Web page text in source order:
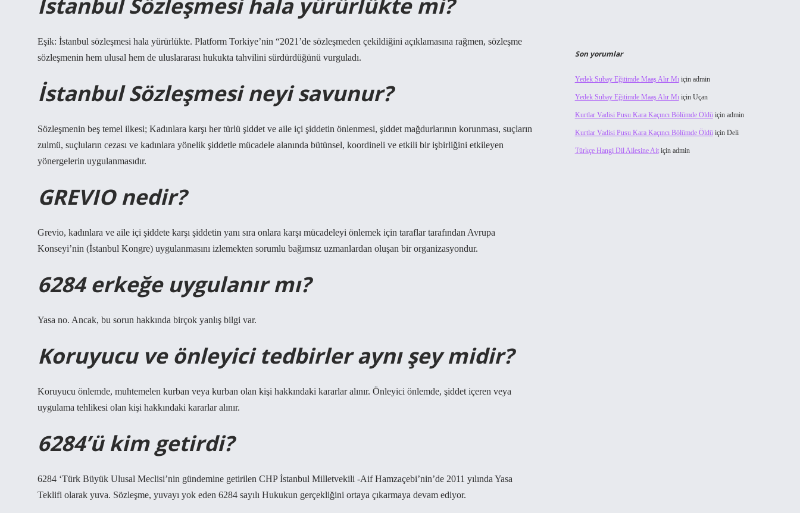
Eşik: İstanbul sözleşmesi hala yürürlükte. Platform Torkiye’nin “2021’de sözleşmeden çekildiğini açıklamasına rağmen, sözleşme
sözleşmenin hem ulusal hem de uluslararası hukukta tahvilini sürdürdüğünü vurguladı.
İstanbul Sözleşmesi neyi savunur?
Sözleşmenin beş temel ilkesi; Kadınlara karşı her türlü şiddet ve aile içi şiddetin önlenmesi, şiddet mağdurlarının korunması, suçların
zulmü, suçluların cezası ve kadınlara yönelik şiddetle mücadele alanında bütünsel, koordineli ve etkili bir işbirliğini etkileyen
yönergelerin uygulanmasıdır.
GREVIO nedir?
Grevio, kadınlara ve aile içi şiddete karşı şiddetin yanı sıra onlara karşı mücadeleyi önlemek için taraflar tarafından Avrupa
Konseyi’nin (İstanbul Kongre) uygulanmasını izlemekten sorumlu bağımsız uzmanlardan oluşan bir organizasyondur.
6284 erkeğe uygulanır mı?
Yasa no. Ancak, bu sorun hakkında birçok yanlış bilgi var.
Koruyucu ve önleyici tedbirler aynı şey midir?
Koruyucu önlemde, muhtemelen kurban veya kurban olan kişi hakkındaki kararlar alınır. Önleyici önlemde, şiddet içeren veya
uygulama tehlikesi olan kişi hakkındaki kararlar alınır.
6284’ü kim getirdi?
6284 ‘Türk Büyük Ulusal Meclisi’nin gündemine getirilen CHP İstanbul Milletvekili -Aif Hamzaçebi’nin’de 2011 yılında Yasa
Teklifi olarak yuva. Sözleşme, yuvayı yok eden 6284 sayılı Hukukun gerçekliğini ortaya çıkarmaya devam ediyor.
Son yorumlar
Yedek Subay Eğitimde Maaş Alır Mıiçin admin
Yedek Subay Eğitimde Maaş Alır Mıiçin Uçan
Kurtlar Vadisi Pusu Kara Kaçıncı Bölümde Öldüiçin admin
Kurtlar Vadisi Pusu Kara Kaçıncı Bölümde Öldüiçin Deli
Türkçe Hangi Dil Ailesine Aitiçin admin